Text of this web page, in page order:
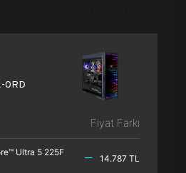
0RD
Fiyat Farkı
Ultra 5 225F
14.787 TL